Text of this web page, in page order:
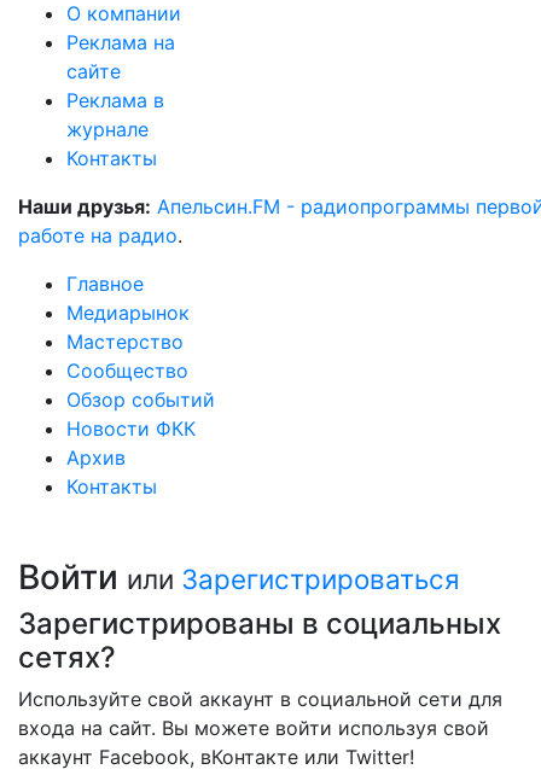
О компании
Реклама на
сайте
Реклама в
журнале
Контакты
Наши друзья: Апельсин.FM - радиопрограммы
работе на радио.
Главное
Медиарынок
Мастерство
Сообщество
Обзор событий
Новости ФКК
Архив
Контакты
Войти или Зарегистрироваться
Зарегистрированы в социальных
сетях?
Используйте свой аккаунт в социальной сети для
входа на сайт. Вы можете войти используя свой
аккаунт Facebook, вКонтакте или Twitter!